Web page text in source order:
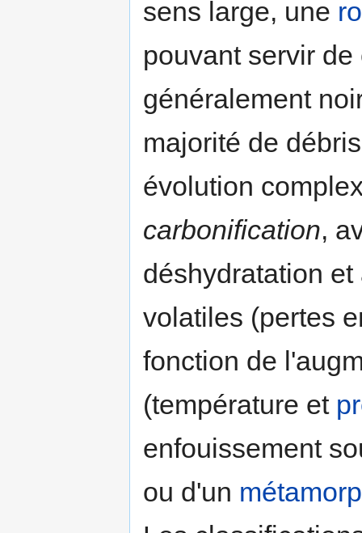
sens large, une
pouvant servir
généralement
majorité de
évolution
carbonification,
déshydratation
volatiles (pertes
fonction de
(température et
enfouissement
ou d'un